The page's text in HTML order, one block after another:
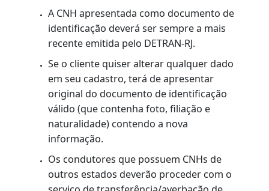
Original e cópia do comprovante de
residência ou fazerdeclaração de
residência.
Original do Duda pago;
Original da Carteira Nacional de
Habilitação (opcional).
Cartão Saúde expedido pelas Forças
Armadas ou o Certificado Médico
Aeronáutico (para tripulantes de aeronave
- Opcional)